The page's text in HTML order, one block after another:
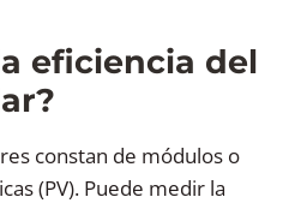
eficiencia del
constan de módulos o
(PV). Puede medir la